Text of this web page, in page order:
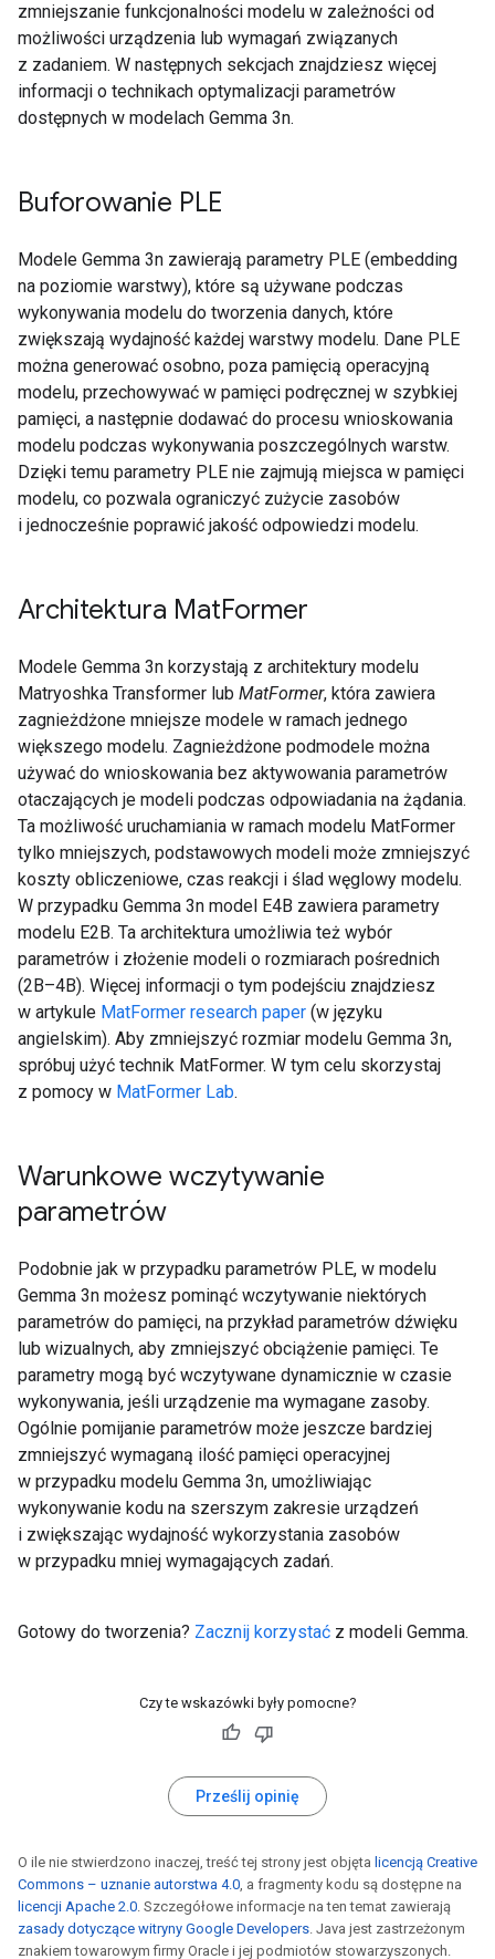
zmniejszanie funkcjonalności modelu w zależności od
możliwości urządzenia lub wymagań związanych
z zadaniem. W następnych sekcjach znajdziesz więcej
informacji o technikach optymalizacji parametrów
dostępnych w modelach Gemma 3n.
Buforowanie PLE
Modele Gemma 3n zawierają parametry PLE (embedding
na poziomie warstwy), które są używane podczas
wykonywania modelu do tworzenia danych, które
zwiększają wydajność każdej warstwy modelu. Dane PLE
można generować osobno, poza pamięcią operacyjną
modelu, przechowywać w pamięci podręcznej w szybkiej
pamięci, a następnie dodawać do procesu wnioskowania
modelu podczas wykonywania poszczególnych warstw.
Dzięki temu parametry PLE nie zajmują miejsca w pamięci
modelu, co pozwala ograniczyć zużycie zasobów
i jednocześnie poprawić jakość odpowiedzi modelu.
Architektura MatFormer
Modele Gemma 3n korzystają z architektury modelu
Matryoshka Transformer lub MatFormer, która zawiera
zagnieżdżone mniejsze modele w ramach jednego
większego modelu. Zagnieżdżone podmodele można
używać do wnioskowania bez aktywowania parametrów
otaczających je modeli podczas odpowiadania na żądania.
Ta możliwość uruchamiania w ramach modelu MatFormer
tylko mniejszych, podstawowych modeli może zmniejszyć
koszty obliczeniowe, czas reakcji i ślad węglowy modelu.
W przypadku Gemma 3n model E4B zawiera parametry
modelu E2B. Ta architektura umożliwia też wybór
parametrów i złożenie modeli o rozmiarach pośrednich
(2B–4B). Więcej informacji o tym podejściu znajdziesz
w artykule MatFormer research paper (w języku
angielskim). Aby zmniejszyć rozmiar modelu Gemma 3n,
spróbuj użyć technik MatFormer. W tym celu skorzystaj
z pomocy w MatFormer Lab.
Warunkowe wczytywanie
parametrów
Podobnie jak w przypadku parametrów PLE, w modelu
Gemma 3n możesz pominąć wczytywanie niektórych
parametrów do pamięci, na przykład parametrów dźwięku
lub wizualnych, aby zmniejszyć obciążenie pamięci. Te
parametry mogą być wczytywane dynamicznie w czasie
wykonywania, jeśli urządzenie ma wymagane zasoby.
Ogólnie pomijanie parametrów może jeszcze bardziej
zmniejszyć wymaganą ilość pamięci operacyjnej
w przypadku modelu Gemma 3n, umożliwiając
wykonywanie kodu na szerszym zakresie urządzeń
i zwiększając wydajność wykorzystania zasobów
w przypadku mniej wymagających zadań.
Gotowy do tworzenia? Zacznij korzystać z modeli Gemma.
Czy te wskazówki były pomocne?
Prześlij opinię
O ile nie stwierdzono inaczej, treść tej strony jest objęta licencją Creative
Commons – uznanie autorstwa 4.0, a fragmenty kodu są dostępne na
licencji Apache 2.0. Szczegółowe informacje na ten temat zawierają
zasady dotyczące witryny Google Developers. Java jest zastrzeżonym
znakiem towarowym firmy Oracle i jej podmiotów stowarzyszonych.